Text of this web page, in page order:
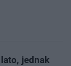
jednak